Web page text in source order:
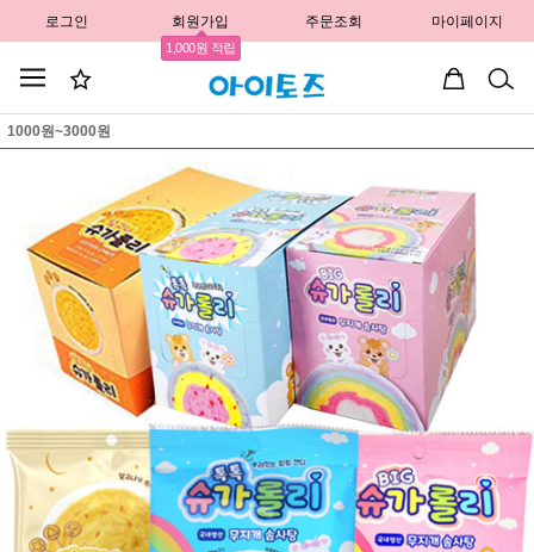
로그인 회원가입
1,000원 적립
주문조회 마이페이지
1000원~3000원